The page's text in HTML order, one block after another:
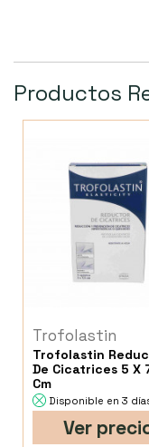
Productos
Trofolastin
Trofolastin
De Cicatrices 5 X
Cm
Disponible en 3
Ver